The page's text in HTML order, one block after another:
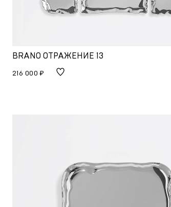
BRANO ОТРАЖЕНИЕ 13
216 000 ₽